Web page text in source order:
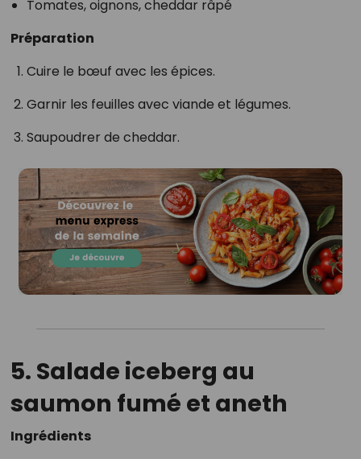
Tomates, oignons, cheddar râpé
Préparation
Cuire le bœuf avec les épices.
Garnir les feuilles avec viande et légumes.
Saupoudrer de cheddar.
5. Salade iceberg au
saumon fumé et aneth
Ingrédients